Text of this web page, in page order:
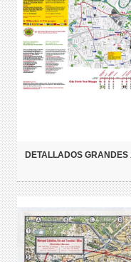
DETALLADOS